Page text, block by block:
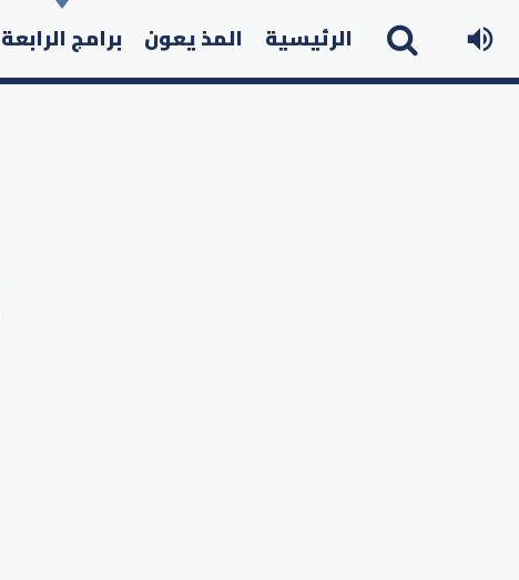
الرئيسية المذ يعون برامج الرابعة